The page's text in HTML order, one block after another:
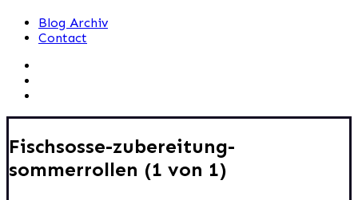
Blog Archiv
Contact
Fischsosse-zubereitung-
sommerrollen (1 von 1)